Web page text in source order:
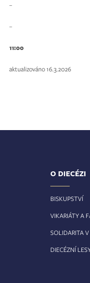
–
–
11:00
aktualizováno 16.3.2026
O DIECÉZI
BISKUPSTVÍ
VIKARIÁTY A
SOLIDARITA V
DIECÉZNÍ